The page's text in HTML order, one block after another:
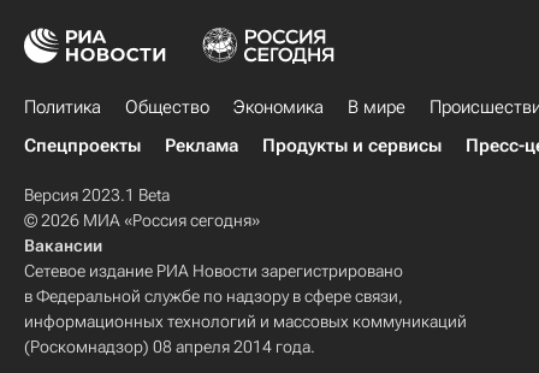
Политика Общество Экономика В мире
Спецпроекты
Реклама Продукты и сервисы Пресс-
Версия 2023.1 Beta
© 2026 МИА «Россия сегодня»
Вакансии
Сетевое издание РИА Новости зарегистрировано
в Федеральной службе по надзору в сфере связи,
информационных технологий и массовых коммуникаций
(Роскомнадзор) 08 апреля 2014 года.